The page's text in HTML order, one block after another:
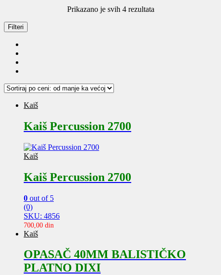
Prikazano je svih 4 rezultataSortirano
Filteri
Kaiš
Kaiš Percussion 2700
Kaiš
Kaiš Percussion 2700
0 out of 5
(0)
SKU: 4856
700,00 din
Kaiš
OPASAČ 40MM BALISTIČKO
PLATNO DIXI